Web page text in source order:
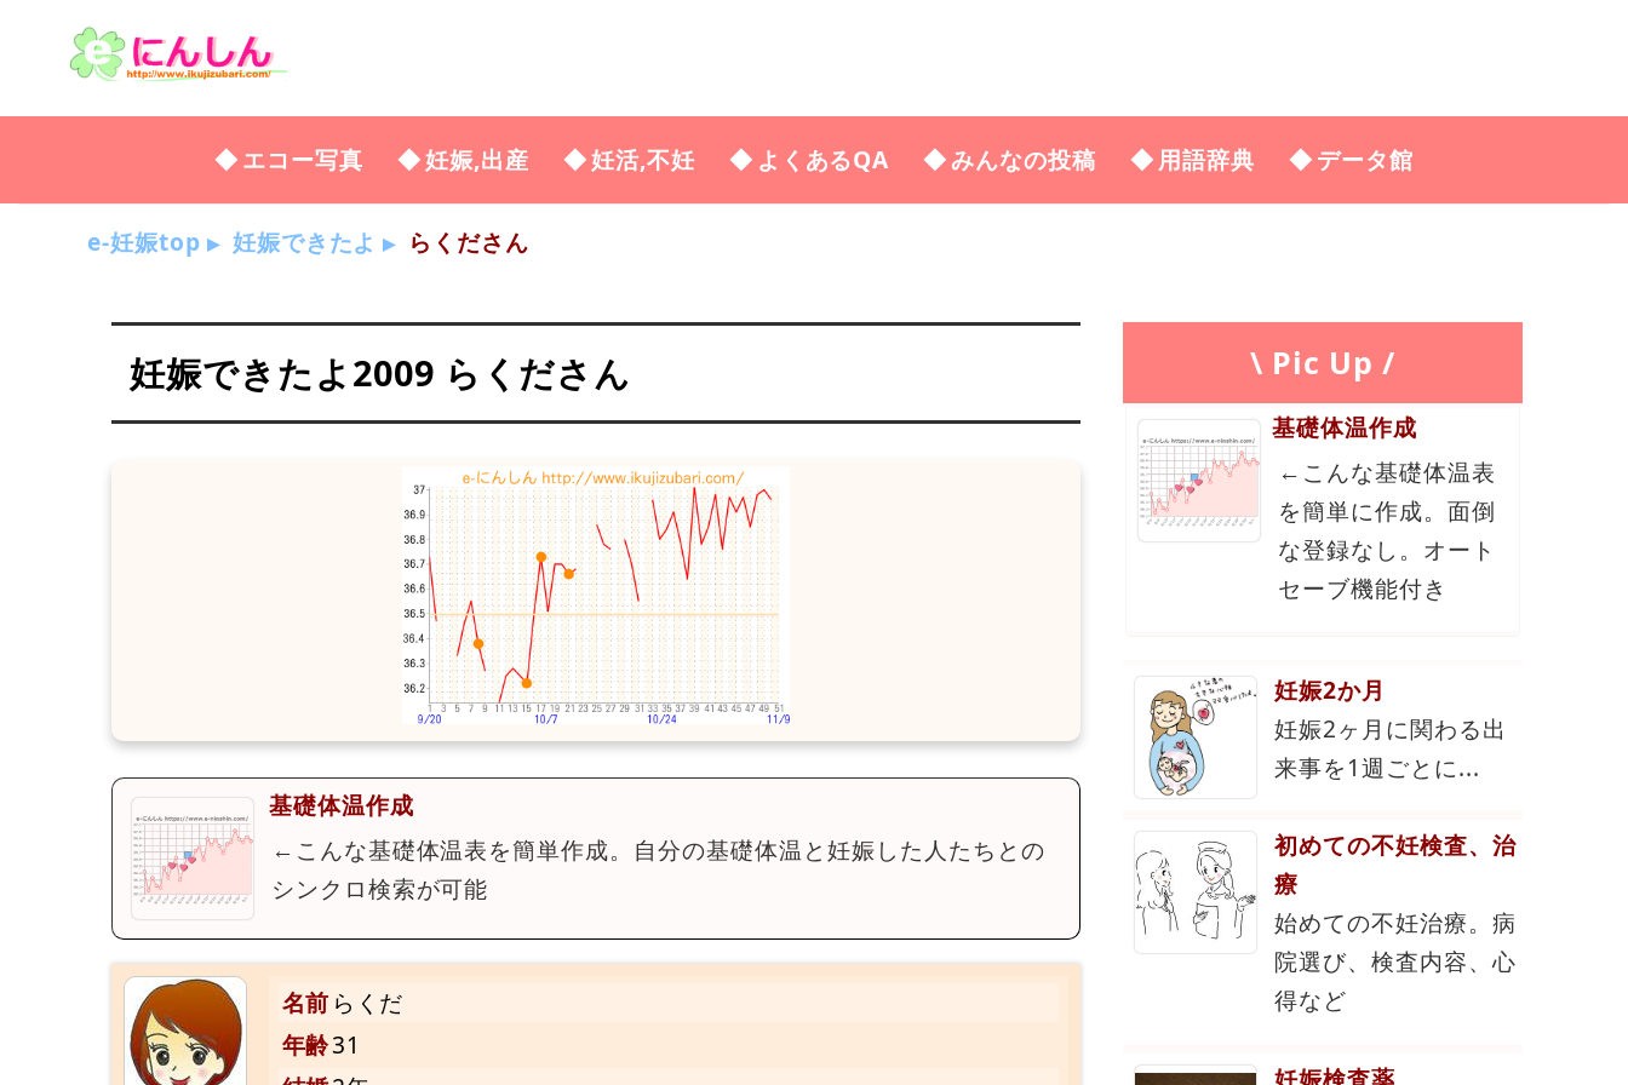
エコー写真 妊娠,出産 妊活,不妊 よくあるQA みんなの投稿 用語辞典 データ館
e-妊娠top 妊娠できたよ らくださん
妊娠できたよ2009 らくださん
基礎体温作成
←こんな基礎体温表を簡単作成。自分の基礎体温と妊娠した人たちとの
シンクロ検索が可能
名前 らくだ
年齢31
\ Pic Up /
基礎体温作成
←こんな基礎体温表
を簡単に作成。面倒
な登録なし。オート
セーブ機能付き
妊娠2か月
妊娠2ヶ月に関わる出
来事を1週ごとに...
初めての不妊検査、治
療
始めての不妊治療。病
院選び、検査内容、心
得など
妊娠検査薬